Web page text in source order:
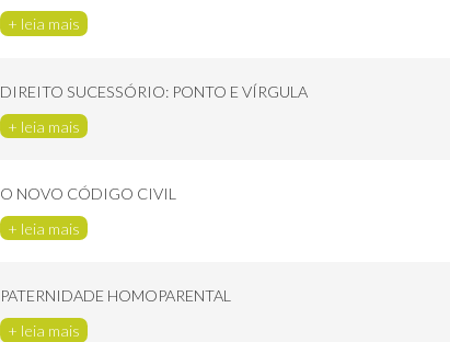
+ leia mais
DIREITO SUCESSÓRIO: PONTO E VÍRGULA
+ leia mais
O NOVO CÓDIGO CIVIL
+ leia mais
PATERNIDADE HOMOPARENTAL
+ leia mais